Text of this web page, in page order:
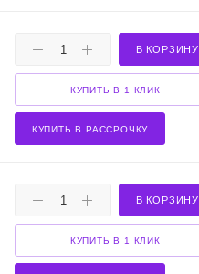
В КОРЗИНУ
КУПИТЬ В 1 КЛИК
КУПИТЬ В РАССРОЧКУ
В КОРЗИНУ
КУПИТЬ В 1 КЛИК